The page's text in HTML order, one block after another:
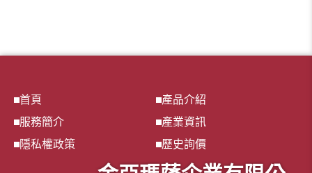
首頁
產品介紹
服務簡介
產業資訊
隱私權政策
歷史詢價